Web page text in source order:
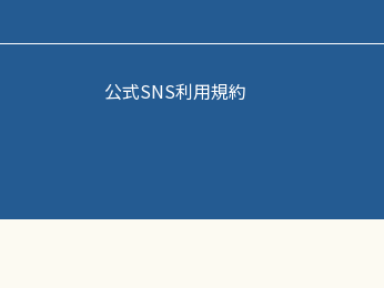
公式SNS利用規約